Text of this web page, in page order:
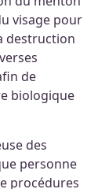
visage pour
destruction
de
biologique
des
personne
procédures